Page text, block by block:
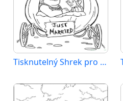
Tisknutelný Shrek pro děti